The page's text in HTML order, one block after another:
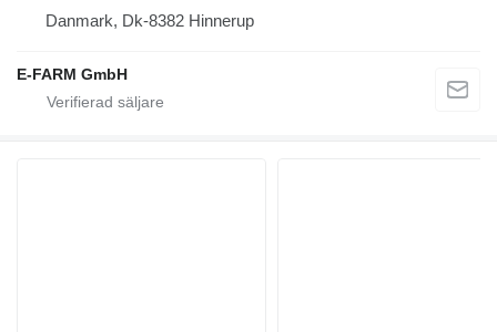
Danmark, Dk-8382 Hinnerup
E-FARM GmbH